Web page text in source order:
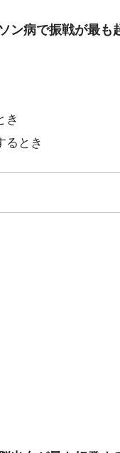
病で振戦が最も
き
るとき